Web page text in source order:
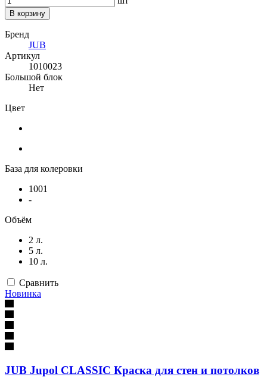
В корзину
Бренд
JUB
Артикул
1010023
Большой блок
Нет
Цвет
База для колеровки
1001
-
Объём
2 л.
5 л.
10 л.
Сравнить
Новинка
JUB Jupol CLASSIC Краска для стен и потолков